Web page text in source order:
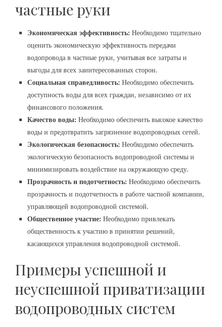
частные руки
Экономическая эффективность: Необходимо тщательно
оценить экономическую эффективность передачи
водопровода в частные руки, учитывая все затраты и
выгоды для всех заинтересованных сторон.
Социальная справедливость: Необходимо обеспечить
доступность воды для всех граждан, независимо от их
финансового положения.
Качество воды: Необходимо обеспечить высокое качество
воды и предотвратить загрязнение водопроводных сетей.
Экологическая безопасность: Необходимо обеспечить
экологическую безопасность водопроводной системы и
минимизировать воздействие на окружающую среду.
Прозрачность и подотчетность: Необходимо обеспечить
прозрачность и подотчетность в работе частной компании,
управляющей водопроводной системой.
Общественное участие: Необходимо привлекать
общественность к участию в принятии решений,
касающихся управления водопроводной системой.
Примеры успешной и
неуспешной приватизации
водопроводных систем